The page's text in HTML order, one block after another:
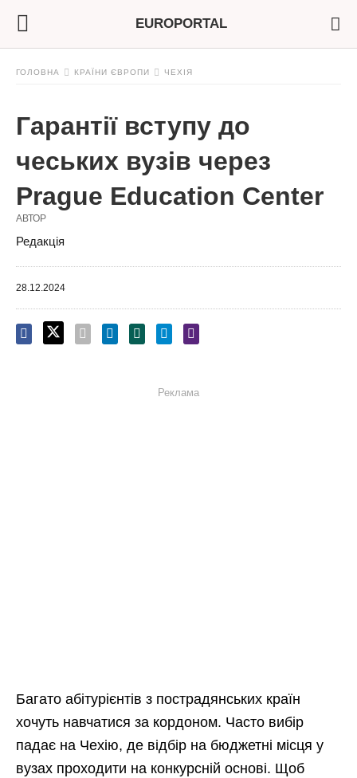
EUROPORTAL
ГОЛОВНА КРАЇНИ ЄВРОПИ ЧЕХІЯ
Гарантії вступу до
чеських вузів через
Prague Education Center
АВТОР
Редакція
28.12.2024
Реклама
Багато абітурієнтів з пострадянських країн
хочуть навчатися за кордоном. Часто вибір
падає на Чехію, де відбір на бюджетні місця у
вузах проходити на конкурсній основі. Щоб